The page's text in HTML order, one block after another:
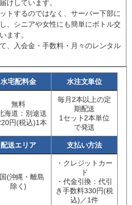
けしています。
トするのではなく、サーバー下部に
、シニアや女性にも簡単にボトル交
ます。
、入会金・手数料・月々のレンタル
水宅配料金 水注文単位
無料
海道：別途送
円(税込)1本
毎月2本以上の定
期配送
1セット2本単位
で発送
配送エリア 支払い方法
(沖縄・離島
除く)
・クレジットカー
ド
・代金引換：代引
き手数料330円(税
込)／1件